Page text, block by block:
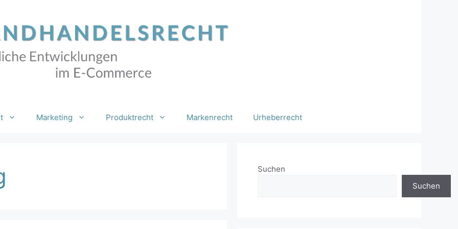
Marketing Produktrecht Markenrecht Urheberrecht
Suchen
Suchen